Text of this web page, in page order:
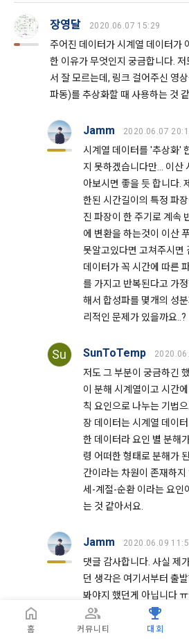
장영달 2020.06.07 15:29
주어진 데이터가 시계열 데이터가
한 이유가 무엇인지 궁금합니다. 저
서 잘 모르는데, 링크 걸어주신 영
파동)를 추상화할 때 사용하는 것
Jamm 2020.06.07
시계열 데이터를 '추상화'
지 못하겠습니다만... 이산
아보시면 좋을 듯 합니다.
한된 시간길이의 특정 파
진 파장이 한 주기로 계속
에 변환을 하는것이 이산
못알고있다면 고쳐주시면
데이터가 꼭 시간에 따른
를 가지고 반복된다고 가
해서 합성파를 몇개의 성
리적인 문제가 있을까요..?
Su SunToTemp
저도 그 부분이 궁금하긴
이 분해 시계열이고 시간
칙 요인으로 나누는 기법
장 데이터는 시계열 데이
한 데이터라 요인 별 분해
령 어떠한 형태로 분해가
간이라는 차원이 존재하
세-계절-순환 이라는 요인
는 것 같아서요.
Jamm 2020.06.09
댓글 감사합니다. 사실 제
던 생각은 여기서부터 출
봐야지 했던게 아닙니다
1. 이 실험은 적외선 흡수
2. 실제 적외선 분광분석
홈 커뮤니티 대회